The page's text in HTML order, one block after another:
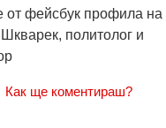
от фейсбук профила на
политолог и
Как ще коментираш?